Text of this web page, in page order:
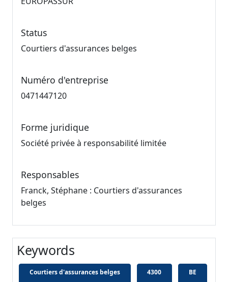
Status
Courtiers d'assurances belges
Numéro d'entreprise
0471447120
Forme juridique
Société privée à responsabilité limitée
Responsables
Franck, Stéphane : Courtiers d'assurances
belges
Keywords
Courtiers d'assurances belges 4300 BE